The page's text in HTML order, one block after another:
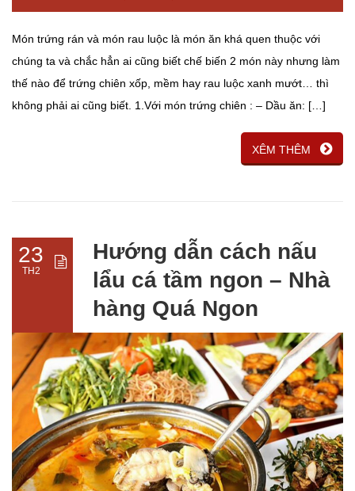
Món trứng rán và món rau luộc là món ăn khá quen thuộc với
chúng ta và chắc hẳn ai cũng biết chế biến 2 món này nhưng làm
thế nào để trứng chiên xốp, mềm hay rau luộc xanh mướt… thì
không phải ai cũng biết. 1.Với món trứng chiên : – Dầu ăn: […]
XÊM THÊM
23
TH2
Hướng dẫn cách nấu
lẩu cá tầm ngon – Nhà
hàng Quá Ngon